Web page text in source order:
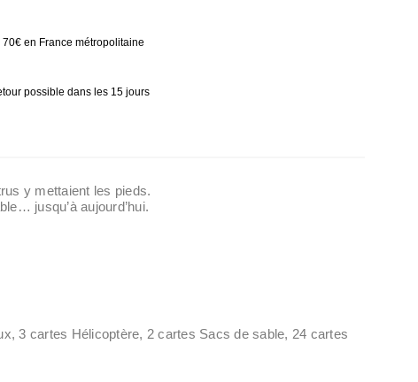
en France métropolitaine
possible dans les 15 jours
y mettaient les pieds.
jusqu’à aujourd’hui.
3 cartes Hélicoptère, 2 cartes Sacs de sable, 24 cartes